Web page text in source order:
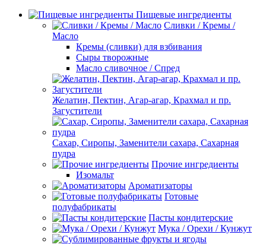
Пищевые ингредиенты
Сливки / Кремы /
Масло
Кремы (сливки) для взбивания
Сыры творожные
Масло сливочное / Спред
Желатин, Пектин, Агар-агар, Крахмал и пр.
Загустители
Сахар, Сиропы, Заменители сахара, Сахарная
пудра
Прочие ингредиенты
Изомальт
Ароматизаторы
Готовые
полуфабрикаты
Пасты кондитерские
Мука / Орехи / Кунжут